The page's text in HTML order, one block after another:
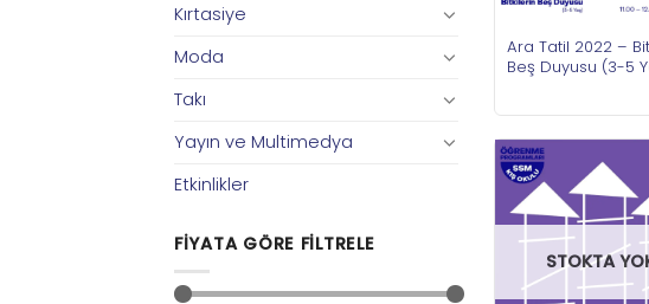
Kırtasiye
Moda
Takı
Yayın ve Multimedya
Etkinlikler
FIYATA GÖRE FILTRELE
Ara Tatil 2022 –
Beş Duyusu (3-5
STOKTA